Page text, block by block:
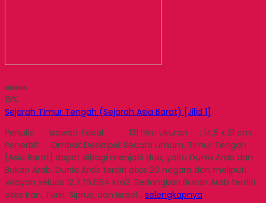
Diskon
15%
Sejarah Timur Tengah (Sejarah Asia Barat) [Jilid 1]
Penulis : Isawati Tebal : 131 hlm Ukuran : 14,5 x 21 cm
Penerbit : Ombak Deskripsi: Secara umum, Timur Tengah
[Asia Barat] dapat dibagi menjadi dua, yaitu Dunia Arab dan
Bukan Arab. Dunia Arab terdiri atas 20 negara dan meliputi
wilayah seluas 12.776.664 km2. Sedangkan Bukan Arab terdiri
atas Iran, Turki, Siprus, dan Israel… selengkapnya